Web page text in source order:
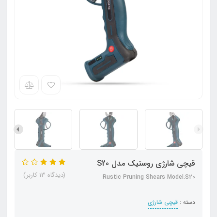
قیچی شارژی روستیک مدل S20
Rustic Pruning Shears Model:S20
دسته : قیچی شارژی
(دیدگاه 13 کاربر)